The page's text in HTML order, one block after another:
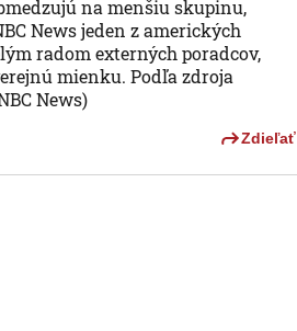
na menšiu skupinu,
News jeden z amerických
radom externých poradcov,
mienku. Podľa zdroja
News)
Zdieľať